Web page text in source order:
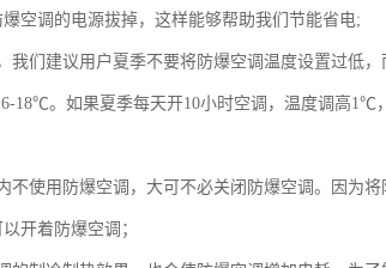
空调的电源拔掉，这样能够帮助我们节能省电;
们建议用户夏季不要将防爆空调温度设置过低
18℃。如果夏季每天开10小时空调，温度调高1℃
使用防爆空调，大可不必关闭防爆空调。因为
开着防爆空调；